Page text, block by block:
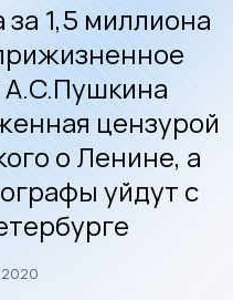
1,5 миллиона
цензурой
о Ленине, а
уйдут с
2020